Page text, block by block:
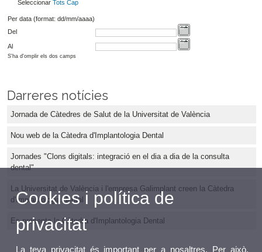
Seleccionar Tots Cap
Per data (format: dd/mm/aaaa)
Del
Al
S'ha d'omplir els dos camps
Darreres notícies
Jornada de Càtedres de Salut de la Universitat de València
Nou web de la Càtedra d'Implantologia Dental
Jornades "Clons digitals: integració en el dia a dia de la consulta
dental"
La Universitat de València i l'empresa Galimplant creen la Càtedra
d'Implantologia dental
Es presenta la Càtedra d'Implantologia Dental
Cookies i política de
privacitat
La teva privacitat és important per a nosaltres. Per això,